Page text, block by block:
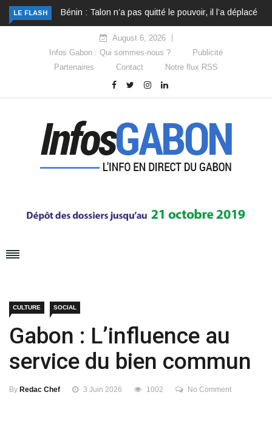
LE FLASH Bénin : Talon n’a pas quitté le pouvoir, il l’a déplacé
August 6, 2026
Infos Gabon : Qui sommes-nous ?
Publicité
Partenaires
Contact Notre flux RSS
CULTURE SOCIAL
Gabon : L’influence au
service du bien commun
By Redac Chef 3 Juin 2026 1002 No Comment